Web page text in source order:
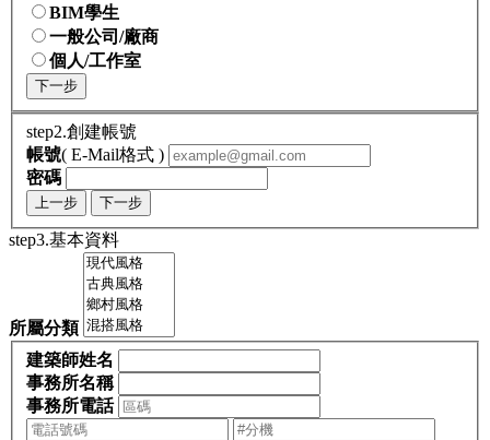
BIM學生
一般公司/廠商
個人/工作室
下一步
step2.創建帳號
帳號( E-Mail格式 )
密碼
上一步 下一步
step3.基本資料
所屬分類
建築師姓名
事務所名稱
事務所電話